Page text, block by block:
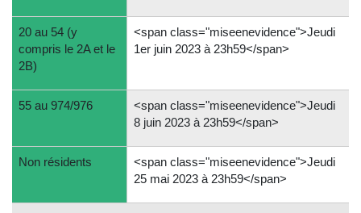
20 au 54 (y
compris le 2A et le
2B)
<span class="miseenevidence">Jeudi
1er juin 2023 à 23h59</span>
55 au 974/976
<span class="miseenevidence">Jeudi
8 juin 2023 à 23h59</span>
Non résidents
<span class="miseenevidence">Jeudi
25 mai 2023 à 23h59</span>